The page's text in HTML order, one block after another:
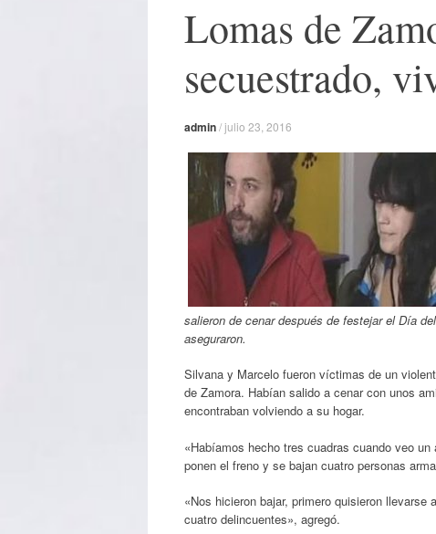
Lomas de
secuestrado,
admin/julio 23, 2016
salieron de cenar después de festejar el Día
aseguraron.
Silvana y Marcelo fueron víctimas de un
de Zamora. Habían salido a cenar con unos
encontraban volviendo a su hogar.
«Habíamos hecho tres cuadras cuando veo
ponen el freno y se bajan cuatro personas
«Nos hicieron bajar, primero quisieron
cuatro delincuentes», agregó.